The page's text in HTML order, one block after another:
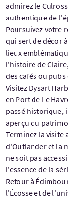
admirez le
authentique de
Poursuivez votre
qui sert de décor
lieux
l'histoire de
des cafés ou pubs
Visitez Dysart
en Port de Le
passé historique,
aperçu du
Terminez la visite
d'Outlander et la
ne soit pas
l'essence de la
Retour à
l'Écosse et de